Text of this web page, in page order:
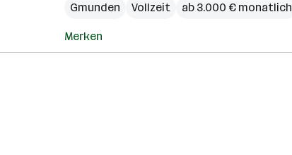
Gmunden
Vollzeit ab 3.000 € monatlich
Merken